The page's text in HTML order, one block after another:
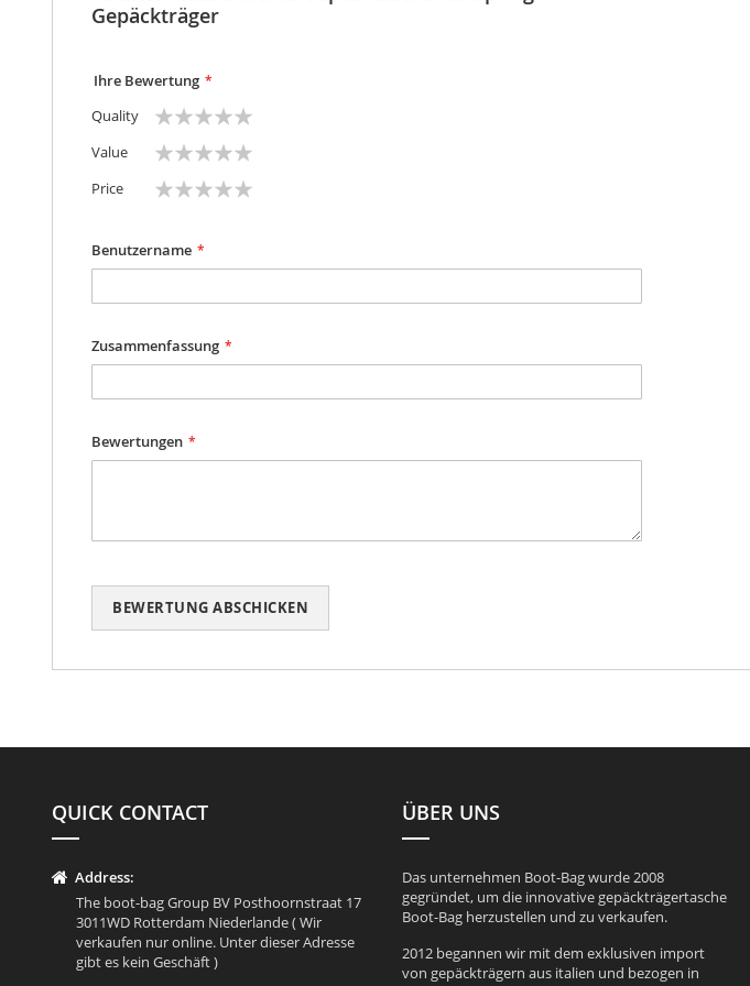
Gepäckträger
Ihre Bewertung
Quality
starstarsstarsstarsstars
Value
starstarsstarsstarsstars
Price
starstarsstarsstarsstars
Benutzername
Zusammenfassung
Bewertungen
BEWERTUNG ABSCHICKEN
QUICK CONTACT
Address:
The boot-bag Group BV Posthoornstraat 17
3011WD Rotterdam Niederlande ( Wir
verkaufen nur online. Unter dieser Adresse
gibt es kein Geschäft )
ÜBER UNS
Das unternehmen Boot-Bag wurde 2008
gegründet, um die innovative gepäckträgertasche
Boot-Bag herzustellen und zu verkaufen.
2012 begannen wir mit dem exklusiven import
von gepäckträgern aus italien und bezogen in